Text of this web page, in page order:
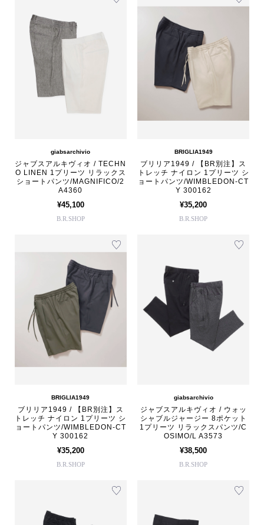
giabsarchivio
ジャブスアルキヴィオ / TECHN
O LINEN 1プリーツ リラックス
ショートパンツ/MAGNIFICO/2
A4360
¥45,100
B.R.SHOP
BRIGLIA1949
ブリリア1949 / 【BR別注】ス
トレッチ ナイロン 1プリーツ シ
ョートパンツ/WIMBLEDON-CT
Y 300162
¥35,200
B.R.SHOP
BRIGLIA1949
ブリリア1949 / 【BR別注】ス
トレッチ ナイロン 1プリーツ シ
ョートパンツ/WIMBLEDON-CT
Y 300162
¥35,200
B.R.SHOP
giabsarchivio
ジャブスアルキヴィオ / ウォッ
シャブルジャージー 8ポケット
1プリーツ リラックスパンツ/C
OSIMO/L A3573
¥38,500
B.R.SHOP